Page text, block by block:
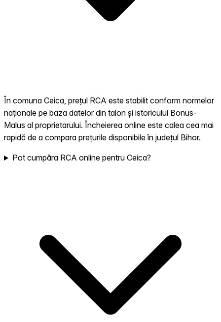
În comuna Ceica, prețul RCA este stabilit conform normelor
naționale pe baza datelor din talon și istoricului Bonus-
Malus al proprietarului. Încheierea online este calea cea mai
rapidă de a compara prețurile disponibile în județul Bihor.
Pot cumpăra RCA online pentru Ceica?